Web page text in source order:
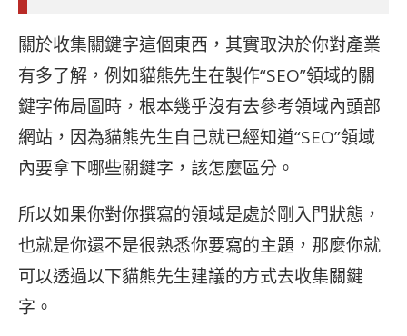
關於收集關鍵字這個東西，其實取決於你對產業
有多了解，例如貓熊先生在製作“SEO”領域的關
鍵字佈局圖時，根本幾乎沒有去參考領域內頭部
網站，因為貓熊先生自己就已經知道“SEO”領域
內要拿下哪些關鍵字，該怎麼區分。
所以如果你對你撰寫的領域是處於剛入門狀態，
也就是你還不是很熟悉你要寫的主題，那麼你就
可以透過以下貓熊先生建議的方式去收集關鍵
字。